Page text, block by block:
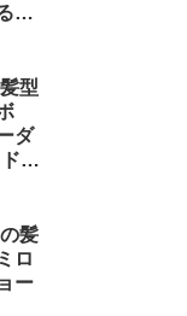
・
型
ダ
ラ
髪
ロ
ー